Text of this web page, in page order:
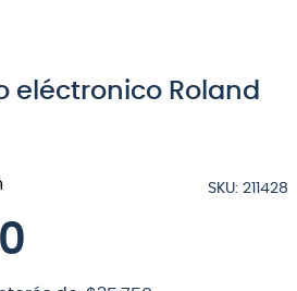
eléctronico Roland
SKU: 211428